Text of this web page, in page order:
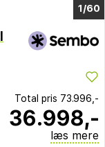
1/56
Total pris 73.996,-
36.998,-
læs mere